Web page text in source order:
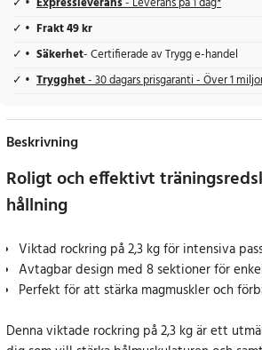
Expressleverans- Leverans på 1 dag*
Frakt 49 kr
Säkerhet- Certifierade av Trygg e-handel
Trygghet- 30 dagars prisgaranti - Över 1
Beskrivning
Roligt och effektivt
hållning
Viktad rockring på 2,3 kg för intensiva
Avtagbar design med 8 sektioner för
Perfekt för att stärka magmuskler och
Denna viktade rockring på 2,3 kg är ett